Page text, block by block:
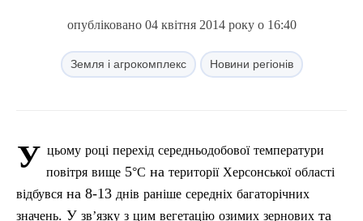
опубліковано 04 квітня 2014 року о 16:40
Земля і агрокомплекс Новини регіонів
У цьому році перехід середньодобової температури
повітря вище 5°С на території Херсонської області
відбувся на 8-13 днів раніше середніх багаторічних
значень. У зв’язку з цим вегетацію озимих зернових та